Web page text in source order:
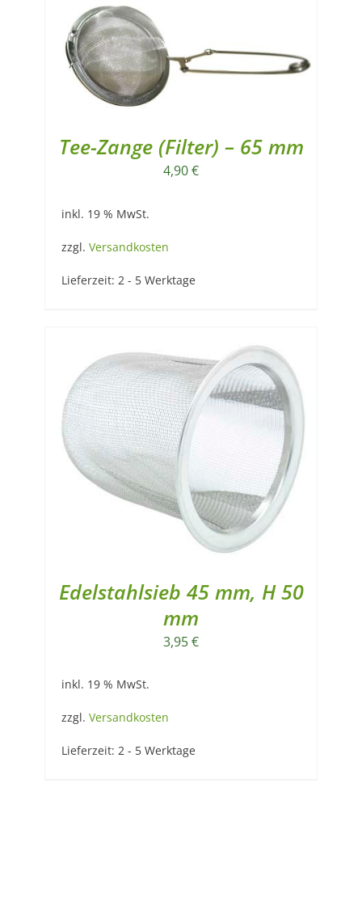
Tee-Zange (Filter) – 65 mm
4,90€
inkl. 19 % MwSt.
zzgl. Versandkosten
Lieferzeit: 2 - 5 Werktage
Edelstahlsieb 45 mm, H 50
mm
3,95€
inkl. 19 % MwSt.
zzgl. Versandkosten
Lieferzeit: 2 - 5 Werktage